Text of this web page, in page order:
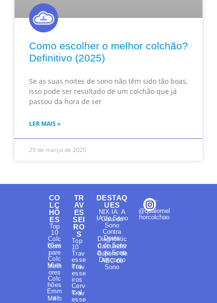
Como escolher o melhor colchão?
Definitivo (2025)
Se as suas noites de sono não têm sido tão boas,
isso pode ser resultado de um colchão que já
passou da hora de ser
LER MAIS »
29 de março de 2025
CO
LC
HÕ
ES
Top
10
Colc
hões
Com
pare
Colc
hões
Melh
ores
Colc
hões
Emm
a
Melh
TR
AV
ES
SEI
RO
S
Top
10
Trav
esse
iros
Trav
esse
iros
Cerv
ical
Trav
esse
DESTAQ
UES
NIX IA: A
IA do Sono
Guia do
Sono
Contra
Dores
Diagnóstic
o do Sono
Calculador
a do Sono
Cupons de
Desconto
ABC do
Sono
@qualomel
horcolchao